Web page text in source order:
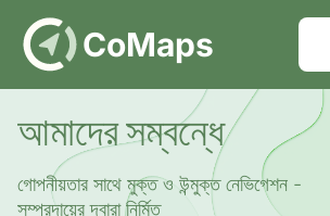
DE CoMaps
আমাদের সম্বন্ধে
গোপনীয়তার সাথে মুক্ত ও উন্মুক্ত নেভিগেশন -
সম্প্রদায়ের দ্বারা নির্মিত